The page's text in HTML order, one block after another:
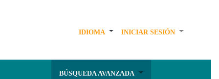
IDIOMA INICIAR SESIÓN
BÚSQUEDA AVANZADA